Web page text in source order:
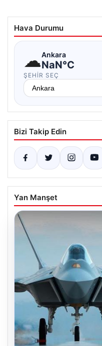
Hava Durumu
☁Ankara
NaN°C
ŞEHIR SEÇ
Bizi Takip Edin
Yan Manşet